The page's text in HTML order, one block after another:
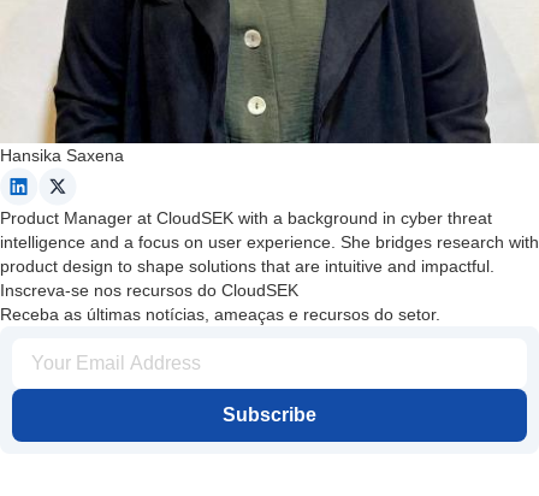
Hansika Saxena
Product Manager at CloudSEK with a background in cyber threat
intelligence and a focus on user experience. She bridges research with
product design to shape solutions that are intuitive and impactful.
Inscreva-se nos recursos do CloudSEK
Receba as últimas notícias, ameaças e recursos do setor.
Subscribe